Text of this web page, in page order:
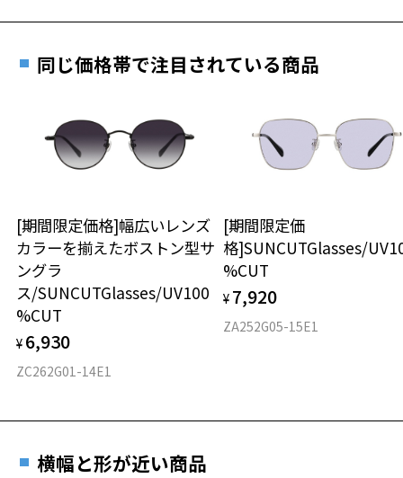
戴する場合がございます。
店頭でレンズ交換をされるお客様は、商品発送から6か月以内に、ご購
タッフにご提示ください。
商品発送から6か月を過ぎた場合、又はお客様からの【商品発送メー
ル】のご提示が無かった場合、レンズ代金の他に加工賃として3,300
※メガネ：デモレンズを外した重さ
タイプ
材質
フロント素材：メタル
その際は記入用紙をダウンロードしてお使いください。
同じ価格帯で注目されている商品
[期間限定価格]幅広いレンズ
カラーを揃えたボストン型サ
ングラ
ス/SUNCUTGlasses/UV100
%CUT
¥ 6,930
ZC262G01-14E1
[期間限定価
格]SUNCUTGlasses/
%CUT
¥ 7,920
ZA252G05-15E1
横幅と形が近い商品